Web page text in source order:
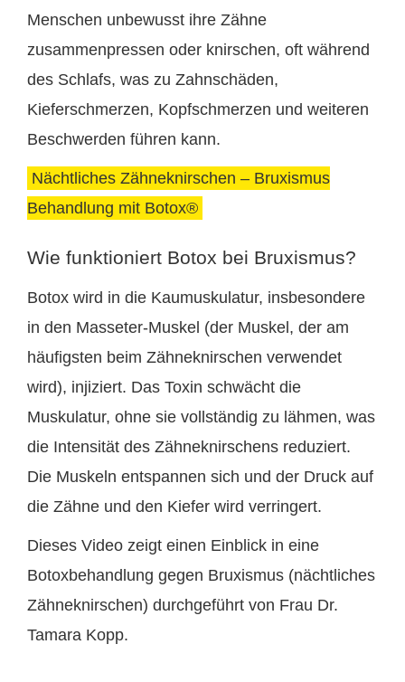
Menschen unbewusst ihre Zähne
zusammenpressen oder knirschen, oft während
des Schlafs, was zu Zahnschäden,
Kieferschmerzen, Kopfschmerzen und weiteren
Beschwerden führen kann.
Nächtliches Zähneknirschen – Bruxismus
Behandlung mit Botox®
Wie funktioniert Botox bei Bruxismus?
Botox wird in die Kaumuskulatur, insbesondere
in den Masseter-Muskel (der Muskel, der am
häufigsten beim Zähneknirschen verwendet
wird), injiziert. Das Toxin schwächt die
Muskulatur, ohne sie vollständig zu lähmen, was
die Intensität des Zähneknirschens reduziert.
Die Muskeln entspannen sich und der Druck auf
die Zähne und den Kiefer wird verringert.
Dieses Video zeigt einen Einblick in eine
Botoxbehandlung gegen Bruxismus (nächtliches
Zähneknirschen) durchgeführt von Frau Dr.
Tamara Kopp.